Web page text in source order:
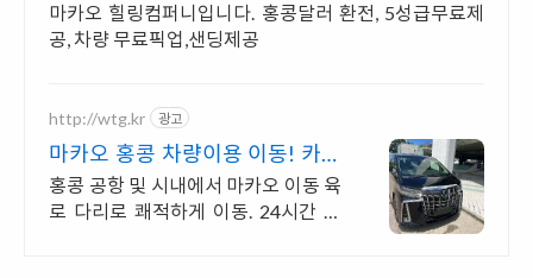
마카오 힐링컴퍼니입니다. 홍콩달러 환전, 5성급무료제
공, 차량 무료픽업,샌딩제공
http://wtg.kr 광고
마카오 홍콩 차량이용 이동! 카톡
한국어 실시간 지원!
홍콩 공항 및 시내에서 마카오 이동 육
로 다리로 쾌적하게 이동. 24시간 가